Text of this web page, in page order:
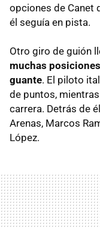
opciones de Canet
él seguía en pista.
Otro giro de guión
muchas
guante. El piloto
de puntos,
carrera. Detrás de
Arenas, Marcos
López.